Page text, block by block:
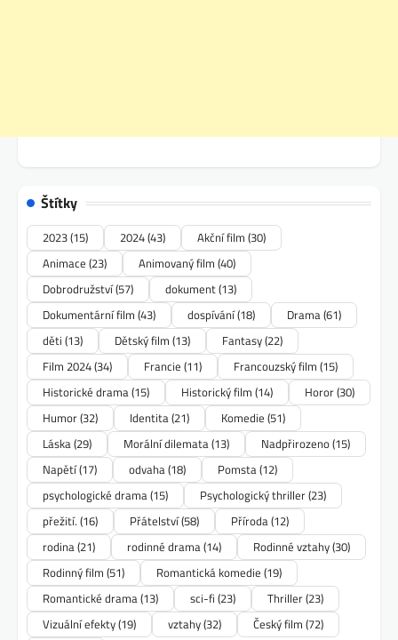
Štítky
2023(15) 2024(43) Akční film (30)
Animace (23) Animovaný film (40)
Dobrodružství(57) dokument(13)
Dokumentární film (43) dospívání(18) Drama(61)
děti (13) Dětský film (13) Fantasy(22)
Film 2024(34) Francie (11) Francouzský film (15)
Historické drama(15) Historický film (14) Horor(30)
Humor(32) Identita(21) Komedie (51)
Láska(29) Morální dilemata(13) Nadpřirozeno(15)
Napětí(17) odvaha(18) Pomsta(12)
psychologické drama(15) Psychologický thriller(23)
přežití. (16) Přátelství(58) Příroda(12)
rodina(21) rodinné drama(14) Rodinné vztahy(30)
Rodinný film (51) Romantická komedie (19)
Romantické drama(13) sci-fi (23) Thriller(23)
Vizuální efekty(19) vztahy(32) Český film (72)